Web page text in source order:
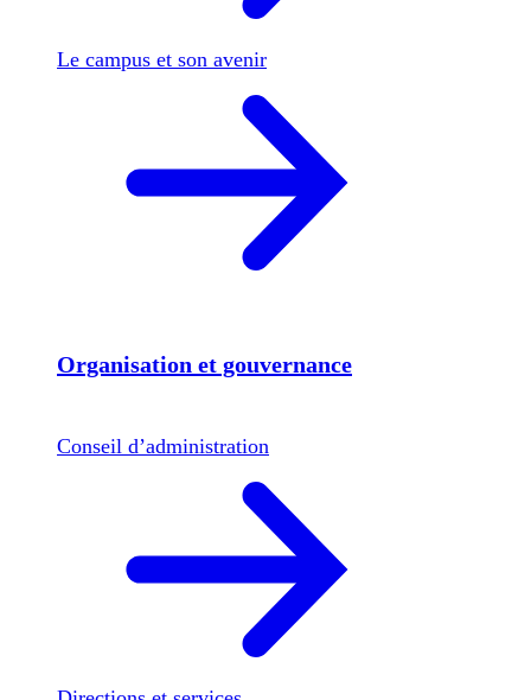
Le campus et son avenir
Organisation et gouvernance
Conseil d’administration